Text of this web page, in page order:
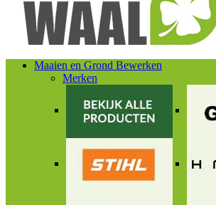
Maaien en Grond Bewerken
Merken